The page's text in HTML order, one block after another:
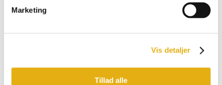
Marketing
Vis detaljer
Tillad alle
601352
Forside/Webshop/Bobman model/Promax, Pro/ Motorplade
Tilmeld dig vores nyhedsbrev og få opdatering